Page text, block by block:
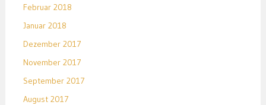
Februar 2018
Januar 2018
Dezember 2017
November 2017
September 2017
August 2017